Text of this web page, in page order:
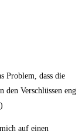
Problem, dass die
den Verschlüssen eng
auf einen